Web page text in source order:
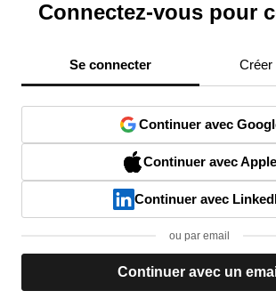
Connectez-vous pour
Se connecter Créer
Continuer avec
Continuer avec Apple
Continuer avec
ou par email
Continuer avec un